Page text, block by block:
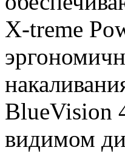
X-treme
BlueVision
видимом